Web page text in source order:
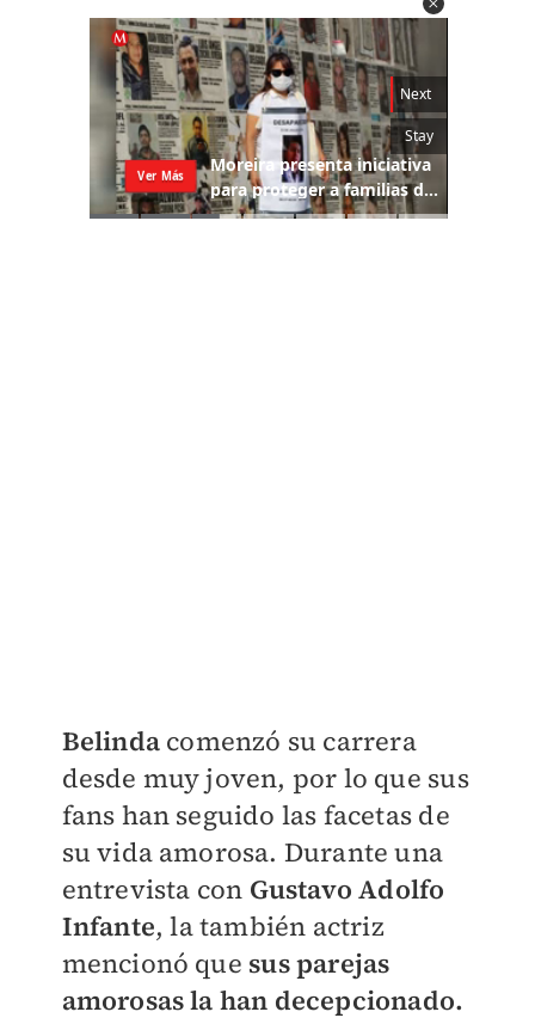
Belindacomenzó su carrera
desde muy joven, por lo que sus
fans han seguido las facetas de
su vida amorosa. Durante una
entrevista con Gustavo Adolfo
Infante, la también actriz
mencionó que sus parejas
amorosas la han decepcionado.